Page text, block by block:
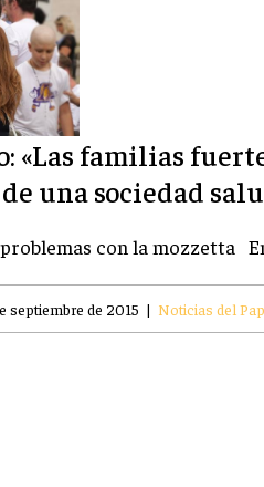
«Las familias
de una sociedad
con la mozzetta
septiembre de 2015 | Noticias del